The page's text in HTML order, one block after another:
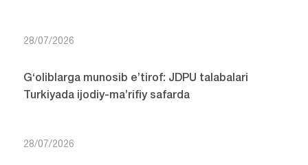
28/07/2026
G‘oliblarga munosib e’tirof: JDPU talabalari
Turkiyada ijodiy-ma’rifiy safarda
28/07/2026